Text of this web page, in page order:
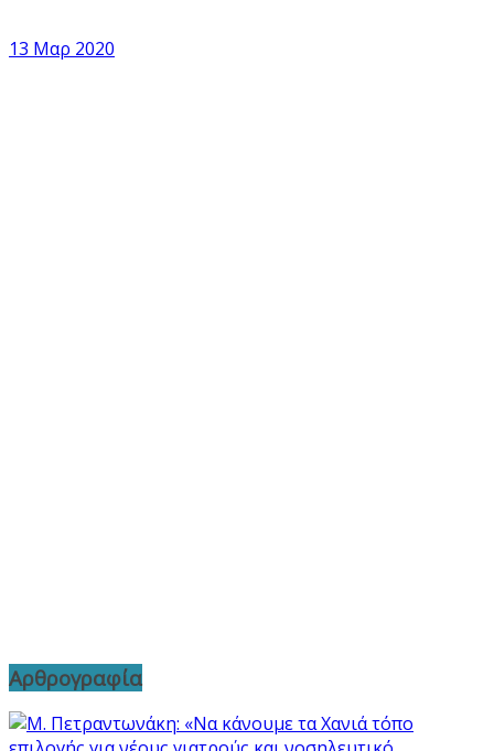
13 Μαρ 2020
Αρθρογραφία